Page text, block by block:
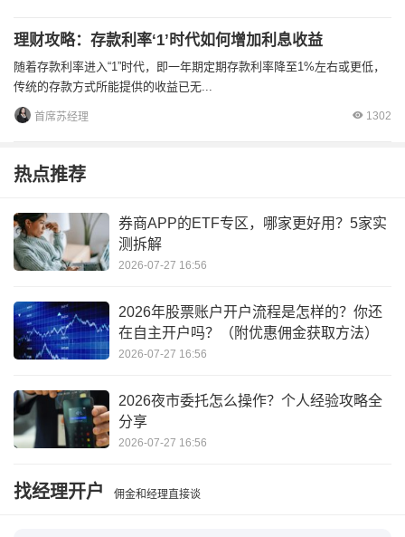
理财攻略：存款利率‘1’时代如何增加利息收益
随着存款利率进入“1”时代，即一年期定期存款利率降至1%左右或更低，
传统的存款方式所能提供的收益已无...
首席苏经理 1302
热点推荐
券商APP的ETF专区，哪家更好用？5家实
测拆解
2026-07-27 16:56
2026年股票账户开户流程是怎样的？你还
在自主开户吗？（附优惠佣金获取方法）
2026-07-27 16:56
2026夜市委托怎么操作？个人经验攻略全
分享
2026-07-27 16:56
找经理开户 佣金和经理直接谈